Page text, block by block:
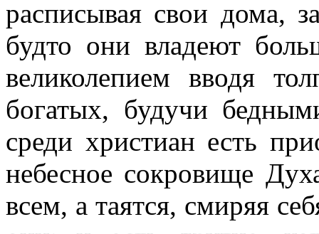
расписывая свои дома,
будто они владеют
великолепием вводя
богатых, будучи
среди христиан есть
небесное сокровище
всем, а таятся, смиряя